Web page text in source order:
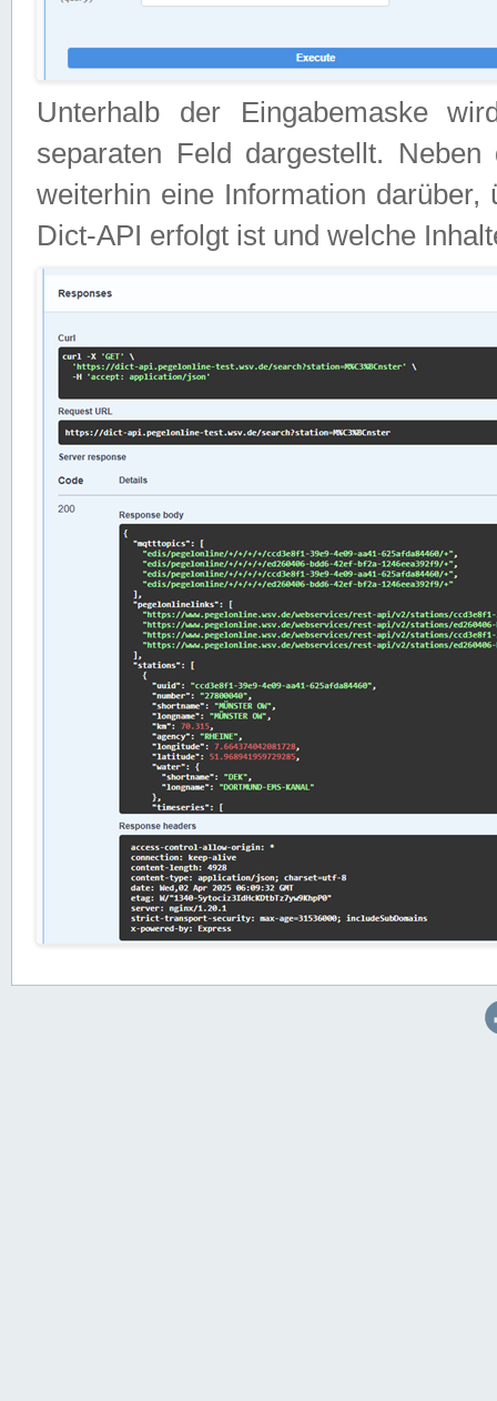
Unterhalb der Eingabemaske
separaten Feld dargestellt.
weiterhin eine Information
Dict-API erfolgt ist und welche